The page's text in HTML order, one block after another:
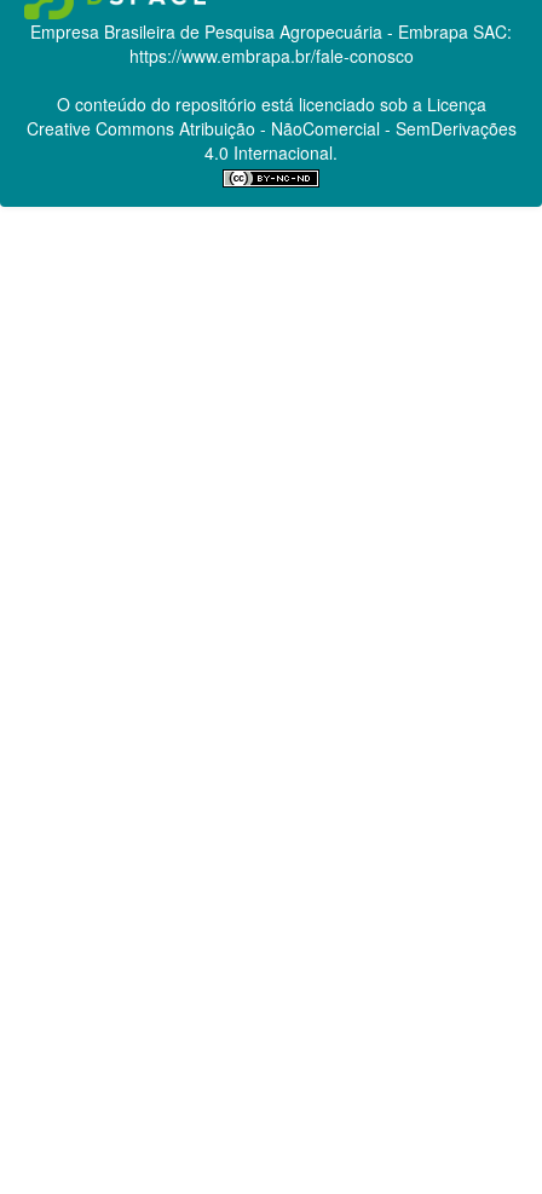
Empresa Brasileira de Pesquisa Agropecuária - Embrapa SAC:
https://www.embrapa.br/fale-conosco
O conteúdo do repositório está licenciado sob a Licença
Creative CommonsAtribuição - NãoComercial - SemDerivações
4.0 Internacional.